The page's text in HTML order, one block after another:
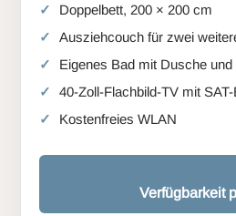
Doppelbett, 200 × 200 cm
Ausziehcouch für zwei
Eigenes Bad mit Dusche und
40-Zoll-Flachbild-TV mit
Kostenfreies WLAN
Verfügbarkeit